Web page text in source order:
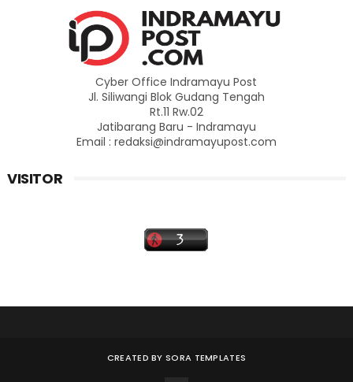
Cyber Office Indramayu Post
Jl. Siliwangi Blok Gudang Tengah
Rt.11 Rw.02
Jatibarang Baru - Indramayu
Email : redaksi@indramayupost.com
VISITOR
CREATED BYSORA TEMPLATES